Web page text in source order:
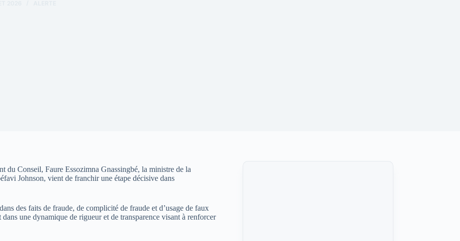
du Conseil, Faure Essozimna Gnassingbé, la ministre de la
Johnson, vient de franchir une étape décisive dans
des faits de fraude, de complicité de fraude et d’usage de faux
une dynamique de rigueur et de transparence visant à renforcer